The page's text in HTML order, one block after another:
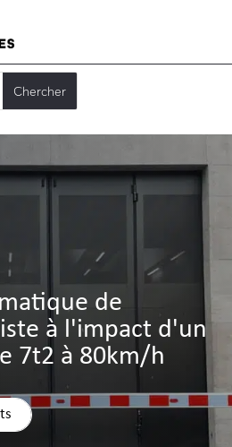
de
à l'impact d'un
7t2 à 80km/h